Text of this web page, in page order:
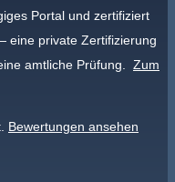
Portal und zertifiziert
eine private Zertifizierung
amtliche Prüfung. Zum
Bewertungen ansehen